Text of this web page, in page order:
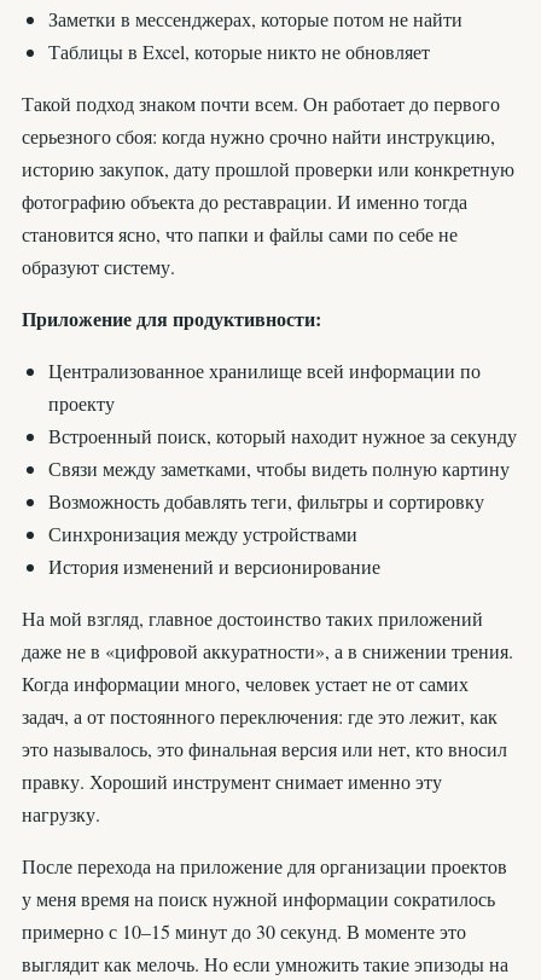
Заметки в мессенджерах, которые потом не найти
Таблицы в Excel, которые никто не обновляет
Такой подход знаком почти всем. Он работает до первого
серьезного сбоя: когда нужно срочно найти инструкцию,
историю закупок, дату прошлой проверки или конкретную
фотографию объекта до реставрации. И именно тогда
становится ясно, что папки и файлы сами по себе не
образуют систему.
Приложение для продуктивности:
Централизованное хранилище всей информации по
проекту
Встроенный поиск, который находит нужное за секунду
Связи между заметками, чтобы видеть полную картину
Возможность добавлять теги, фильтры и сортировку
Синхронизация между устройствами
История изменений и версионирование
На мой взгляд, главное достоинство таких приложений
даже не в «цифровой аккуратности», а в снижении трения.
Когда информации много, человек устает не от самих
задач, а от постоянного переключения: где это лежит, как
это называлось, это финальная версия или нет, кто вносил
правку. Хороший инструмент снимает именно эту
нагрузку.
После перехода на приложение для организации проектов
у меня время на поиск нужной информации сократилось
примерно с 10–15 минут до 30 секунд. В моменте это
выглядит как мелочь. Но если умножить такие эпизоды на